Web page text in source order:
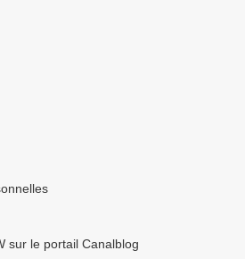
sur le portail Canalblog